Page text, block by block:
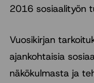
2016 sosiaalityön
Vuosikirjan
ajankohtaisia
näkökulmasta ja